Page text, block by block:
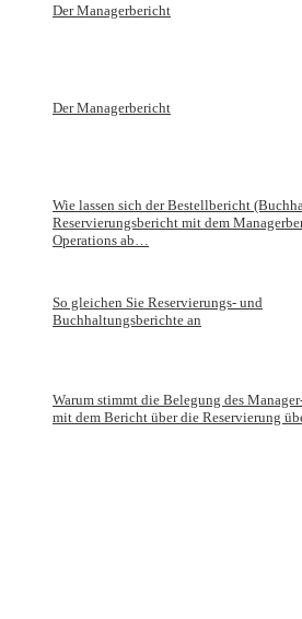
Der Managerbericht
Der Managerbericht
Wie lassen sich der Bestellbericht
Reservierungsbericht mit dem
Operations ab…
So gleichen Sie Reservierungs- und
Buchhaltungsberichte an
Warum stimmt die Belegung des
mit dem Bericht über die Reservierung